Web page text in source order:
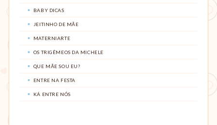
BABY DICAS
JEITINHO DE MÃE
MATERNIARTE
OS TRIGÊMEOS DA MICHELE
QUE MÃE SOU EU?
ENTRE NA FESTA
KÁ ENTRE NÓS